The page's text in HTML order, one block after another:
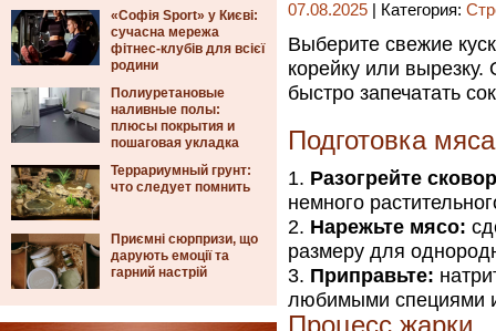
«Софія Sport» у Києві:
сучасна мережа
фітнес-клубів для всієї
родини
Полиуретановые
наливные полы:
плюсы покрытия и
пошаговая укладка
Террариумный грунт:
что следует помнить
Приємні сюрпризи, що
дарують емоції та
гарний настрій
07.08.2025 | Категория:
Выберите свежие
корейку или вырезку.
быстро запечатать
Подготовка мяса
Разогрейте
немного
Нарежьте мясо:
размеру для
Приправьте:
любимыми специями